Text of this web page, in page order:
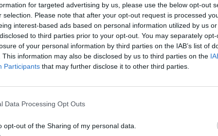
for targeted advertising by us, please use the below opt-out
selection. Please note that after your opt-out request is processed
interest-based ads based on personal information utilized by us
to third parties prior to your opt-out. You may separately
of your personal information by third parties on the IAB’s list of
This information may also be disclosed by us to third parties on the
Participants that may further disclose it to other third parties.
Data Processing Opt Outs
opt-out of the Sharing of my personal data.
ΔΉΜΟΣ ΚΙΣΆΜΟΥ
ΠΟΛΙΤΙΣΜΟΣ
και άλλων
Mε αφορμή μια
της Νεολαίας
Β.
Ζορμπάς)
ΓΕΎΣΗ - ΨΥΧΑΓΩΓΊΑ
Το ελληνικό φαγητό
λατρεύουν οι τουρίστες